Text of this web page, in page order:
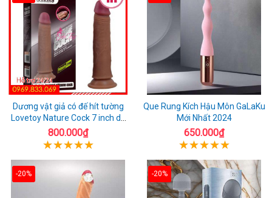
Dương vật giả có đế hít tường
Lovetoy Nature Cock 7 inch da
đen
800.000₫
Que Rung Kích Hậu Môn GaLaKu
Mới Nhất 2024
650.000₫
-20% -20%